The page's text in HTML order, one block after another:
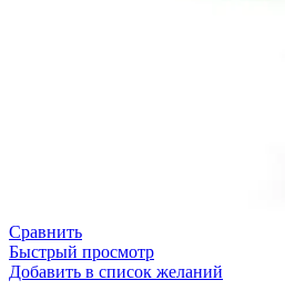
Сравнить
Быстрый просмотр
Добавить в список желаний